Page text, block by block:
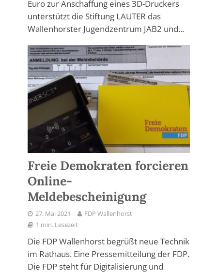
Euro zur Anschaffung eines 3D-Druckers
unterstützt die Stiftung LAUTER das
Wallenhorster Jugendzentrum JAB2 und...
Freie Demokraten forcieren
Online-
Meldebescheinigung
27. Mai 2021
FDP Wallenhorst
1 min. Lesezeit
Die FDP Wallenhorst begrüßt neue Technik
im Rathaus. Eine Pressemitteilung der FDP.
Die FDP steht für Digitalisierung und